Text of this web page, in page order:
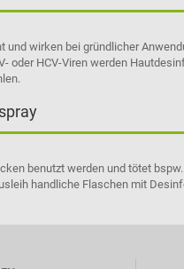
wirken bei gründlicher
oder HCV-Viren werden
benutzt werden und tötet bspw.
handliche Flaschen mit